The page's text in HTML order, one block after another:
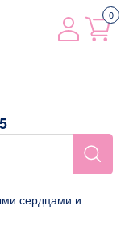
0
сердцами и